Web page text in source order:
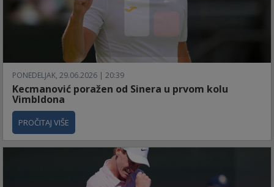
PONEDELJAK, 29.06.2026 | 20:39
Kecmanović poražen od Sinera u prvom kolu
Vimbldona
PROČITAJ VIŠE